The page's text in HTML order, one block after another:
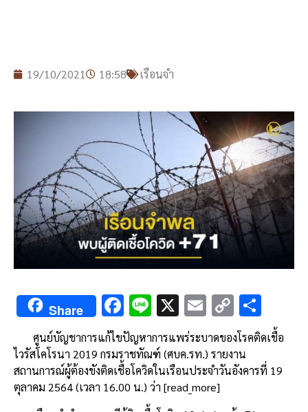
19/10/2021 18:58 เรือนจำ
Share F
ac
e
b
o
Li
e
X E
ai
l
C
o
py
Li
h
ar
e
ศูนย์บัญชาการแก้ไขปัญหาการแพร่ระบาดของโรคติดเชื้อ
ไวรัสโคโรนา 2019 กรมราชทัณฑ์ (ศบค.รท.) รายงาน
สถานการณ์ผู้ต้องขังติดเชื้อโควิดในเรือนประจำวันอังคารที่ 19
ตุลาคม 2564 (เวลา 16.00 น.) ว่า [read_more]